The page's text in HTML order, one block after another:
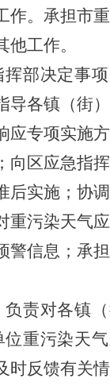
作。承担市
他工作。
挥部决定事
导各镇 （街）
应专项实施
向 区应急指
后实施；协
重污染天气
警信息；承担
负责对各镇
重污染天
时反馈有关